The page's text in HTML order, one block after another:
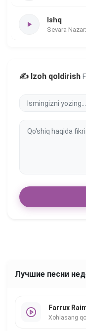
Ishq
Sevara
✍️ Izoh qoldirish
Лучшие песни
Farrux
Xohlasang qol